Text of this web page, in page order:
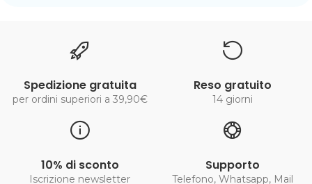
Spedizione gratuita
per ordini superiori a 39,90€
Reso gratuito
14 giorni
10% di sconto
Iscrizione newsletter
Supporto
Telefono, Whatsapp, Mail